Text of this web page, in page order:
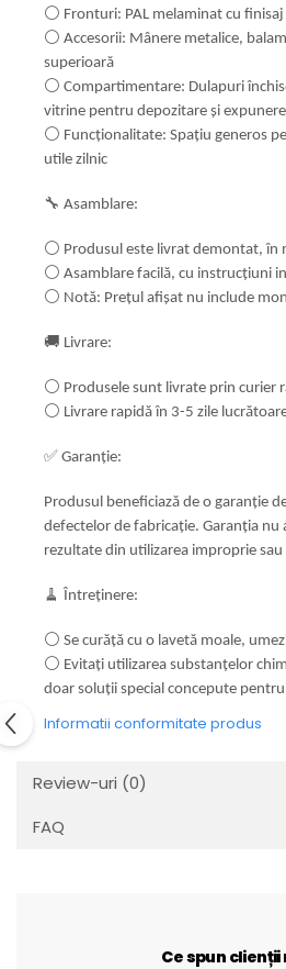
⚪ Fronturi: PAL melaminat cu
⚪ Accesorii: Mânere metalice,
superioară
⚪ Compartimentare: Dulapuri
vitrine pentru depozitare și expunere
⚪ Funcționalitate: Spațiu generos
utile zilnic
🔧 Asamblare:
⚪ Produsul este livrat demontat, în
⚪ Asamblare facilă, cu instrucțiuni
⚪ Notă: Prețul afișat nu include
🚚 Livrare:
⚪ Produsele sunt livrate prin curier
⚪ Livrare rapidă în 3-5 zile
✅ Garanție:
Produsul beneficiază de o garanție
defectelor de fabricație. Garanția nu
rezultate din utilizarea improprie
🧹 Întreținere:
⚪ Se curăță cu o lavetă moale,
⚪ Evitați utilizarea substanțelor
doar soluții special concepute
Informatii conformitate produs
Review-uri (0)
FAQ
Ce spun clienții